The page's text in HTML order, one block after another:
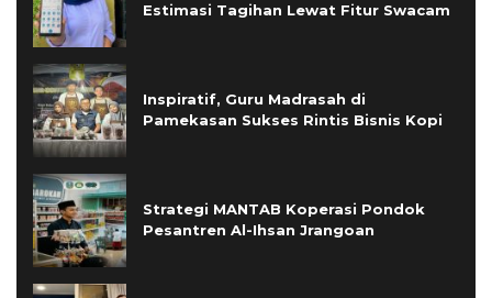
Estimasi Tagihan Lewat Fitur Swacam
Inspiratif, Guru Madrasah di
Pamekasan Sukses Rintis Bisnis Kopi
Strategi MANTAB Koperasi Pondok
Pesantren Al-Ihsan Jrangoan